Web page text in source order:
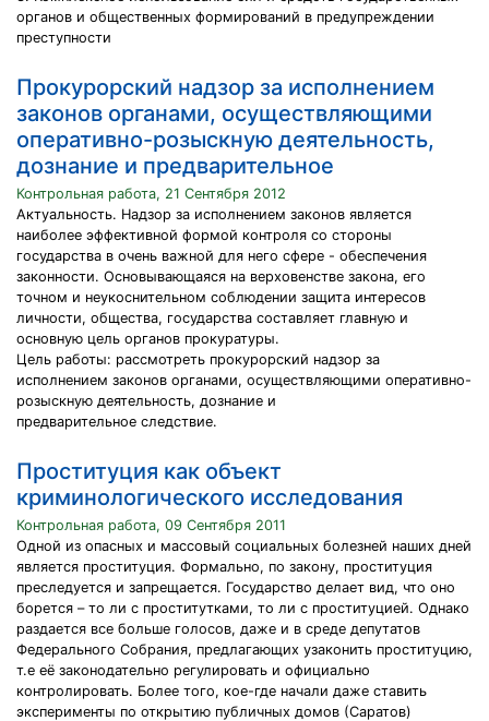
органов и общественных формирований в предупреждении
преступности
Прокурорский надзор за исполнением
законов органами, осуществляющими
оперативно-розыскную деятельность,
дознание и предварительное
Контрольная работа, 21 Сентября 2012
Актуальность. Надзор за исполнением законов является
наиболее эффективной формой контроля со стороны
государства в очень важной для него сфере - обеспечения
законности. Основывающаяся на верховенстве закона, его
точном и неукоснительном соблюдении защита интересов
личности, общества, государства составляет главную и
основную цель органов прокуратуры.
Цель работы: рассмотреть прокурорский надзор за
исполнением законов органами, осуществляющими оперативно-
розыскную деятельность, дознание и
предварительное следствие.
Проституция как объект
криминологического исследования
Контрольная работа, 09 Сентября 2011
Одной из опасных и массовый социальных болезней наших дней
является проституция. Формально, по закону, проституция
преследуется и запрещается. Государство делает вид, что оно
борется – то ли с проститутками, то ли с проституцией. Однако
раздается все больше голосов, даже и в среде депутатов
Федерального Собрания, предлагающих узаконить проституцию,
т.е её законодательно регулировать и официально
контролировать. Более того, кое-где начали даже ставить
эксперименты по открытию публичных домов (Саратов)